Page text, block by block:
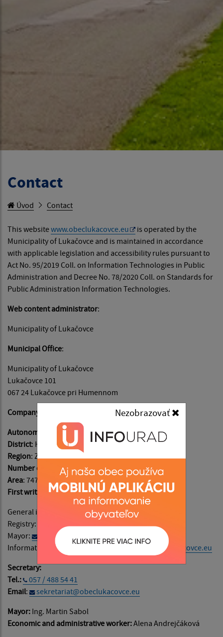
Nezobrazovať
Contact
Úvod Contact
This websitewww.obeclukacovce.eu
is operated by the
Municipality of Lukačovce and is maintained in accordance
with applicable legislation and accessibility rules pursuant to
Act No. 95/2019 Coll. on Information Technologies in Public
Administration and Decree No. 78/2020 Coll. on Standards for
Public Administration Information Technologies.
Web content administrator:
Municipality of Lukačovce
Municipal Office:
Municipality of Lukačovce
Lukačovce 101
067 24 Lukačovce pri Humennom
Company identification number (IČO): 00323217
Autonomous regions of
: Prešovský
District: Humenné
Region: Zemplín
Number of inhabitants: 463
Area: 747 ha
First written records: in the year 1543
General information:
info@obeclukacovce.eu
Registry:
Mayor:
starosta@obeclukacovce.eu
Information on website content:
admin@obeclukacovce.eu
Secretary:
Tel.:
057 / 488 54 41
Email:
sekretariat@obeclukacovce.eu
Mayor: Ing. Martin Sabol
Economic and administrative worker:Alena Andrejčáková